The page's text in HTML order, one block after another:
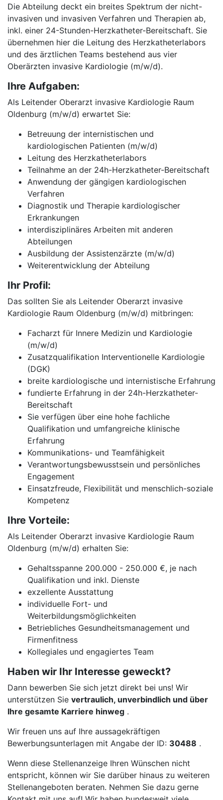
Die Abteilung deckt ein breites Spektrum der nicht-
invasiven und invasiven Verfahren und Therapien ab,
inkl. einer 24-Stunden-Herzkatheter-Bereitschaft. Sie
übernehmen hier die Leitung des Herzkatheterlabors
und des ärztlichen Teams bestehend aus vier
Oberärzten invasive Kardiologie (m/w/d).
Ihre Aufgaben:
Als Leitender Oberarzt invasive Kardiologie Raum
Oldenburg (m/w/d) erwartet Sie:
Betreuung der internistischen und
kardiologischen Patienten (m/w/d)
Leitung des Herzkatheterlabors
Teilnahme an der 24h-Herzkatheter-Bereitschaft
Anwendung der gängigen kardiologischen
Verfahren
Diagnostik und Therapie kardiologischer
Erkrankungen
interdisziplinäres Arbeiten mit anderen
Abteilungen
Ausbildung der Assistenzärzte (m/w/d)
Weiterentwicklung der Abteilung
Ihr Profil:
Das sollten Sie als Leitender Oberarzt invasive
Kardiologie Raum Oldenburg (m/w/d) mitbringen:
Facharzt für Innere Medizin und Kardiologie
(m/w/d)
Zusatzqualifikation Interventionelle Kardiologie
(DGK)
breite kardiologische und internistische Erfahrung
fundierte Erfahrung in der 24h-Herzkatheter-
Bereitschaft
Sie verfügen über eine hohe fachliche
Qualifikation und umfangreiche klinische
Erfahrung
Kommunikations- und Teamfähigkeit
Verantwortungsbewusstsein und persönliches
Engagement
Einsatzfreude, Flexibilität und menschlich-soziale
Kompetenz
Ihre Vorteile:
Als Leitender Oberarzt invasive Kardiologie Raum
Oldenburg (m/w/d) erhalten Sie:
Gehaltsspanne 200.000 - 250.000 €, je nach
Qualifikation und inkl. Dienste
exzellente Ausstattung
individuelle Fort- und
Weiterbildungsmöglichkeiten
Betriebliches Gesundheitsmanagement und
Firmenfitness
Kollegiales und engagiertes Team
Haben wir Ihr Interesse geweckt?
Dann bewerben Sie sich jetzt direkt bei uns! Wir
unterstützen Sie vertraulich, unverbindlich und über
Ihre gesamte Karriere hinweg .
Wir freuen uns auf Ihre aussagekräftigen
Bewerbungsunterlagen mit Angabe der ID: 30488 .
Wenn diese Stellenanzeige Ihren Wünschen nicht
entspricht, können wir Sie darüber hinaus zu weiteren
Stellenangeboten beraten. Nehmen Sie dazu gerne